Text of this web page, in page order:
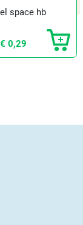
space hb
€ 0,29